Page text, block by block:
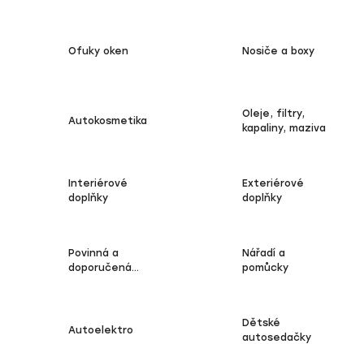
Ofuky oken Nosiče a boxy
Autokosmetika
Oleje, filtry,
kapaliny, maziva
Interiérové
doplňky
Exteriérové
doplňky
Povinná a
doporučená
Nářadí a
pomůcky
Autoelektro
Dětské
autosedačky